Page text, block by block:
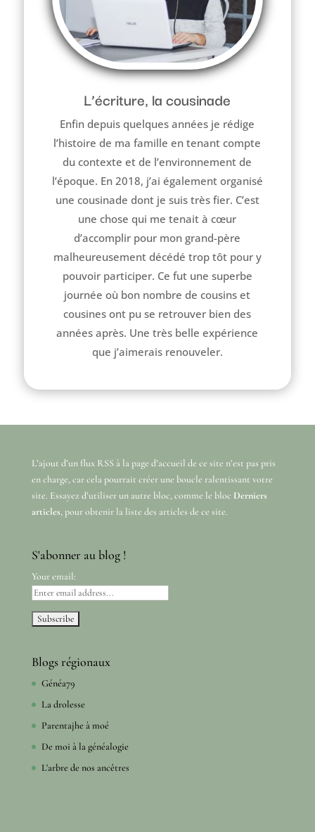
L’écriture, la cousinade
Enfin depuis quelques années je rédige
l’histoire de ma famille en tenant compte
du contexte et de l’environnement de
l’époque. En 2018, j’ai également organisé
une cousinade dont je suis très fier. C’est
une chose qui me tenait à cœur
d’accomplir pour mon grand-père
malheureusement décédé trop tôt pour y
pouvoir participer. Ce fut une superbe
journée où bon nombre de cousins et
cousines ont pu se retrouver bien des
années après. Une très belle expérience
que j’aimerais renouveler.
L’ajout d’un flux RSS à la page d’accueil de ce site n’est pas pris
en charge, car cela pourrait créer une boucle ralentissant votre
site. Essayez d’utiliser un autre bloc, comme le bloc Derniers
articles, pour obtenir la liste des articles de ce site.
S'abonner au blog !
Your email:
Blogs régionaux
Généa79
La drolesse
Parentajhe à moé
De moi à la généalogie
L'arbre de nos ancêtres